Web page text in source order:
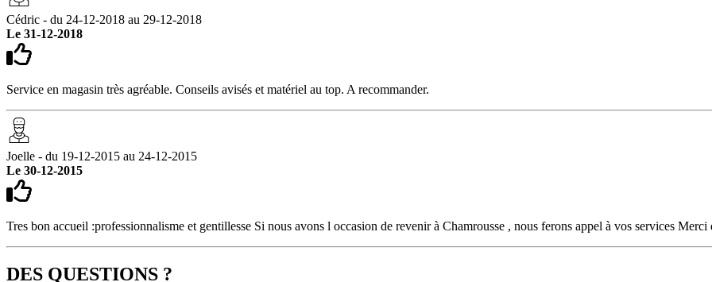
Cédric - du 24-12-2018 au 29-12-2018
Le 31-12-2018
Service en magasin très agréable. Conseils avisés et matériel au top. A recommander.
Joelle - du 19-12-2015 au 24-12-2015
Le 30-12-2015
Tres bon accueil :professionnalisme et gentillesse Si nous avons l occasion de revenir à Chamrousse , nous ferons appel à vos services
DES QUESTIONS ?